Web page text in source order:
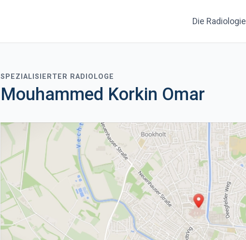
Die Radiologie
SPEZIALISIERTER RADIOLOGE
Mouhammed Korkin Omar